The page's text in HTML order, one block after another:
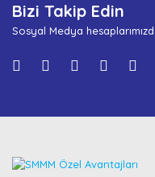
Bizi Takip Edin
Sosyal Medya